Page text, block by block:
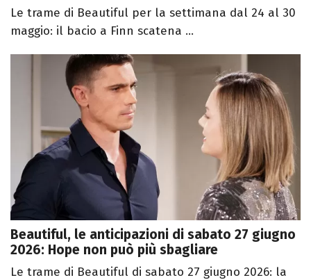
Le trame di Beautiful per la settimana dal 24 al 30
maggio: il bacio a Finn scatena ...
Beautiful, le anticipazioni di sabato 27 giugno
2026: Hope non può più sbagliare
Le trame di Beautiful di sabato 27 giugno 2026: la